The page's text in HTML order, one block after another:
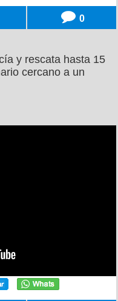
0
y rescata hasta 15
cercano a un